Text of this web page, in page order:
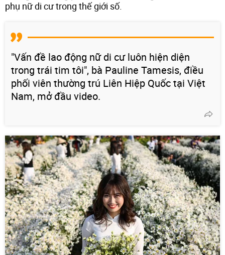
phụ nữ di cư trong thế giới số.
"Vấn đề lao động nữ di cư luôn hiện diện
trong trái tim tôi", bà Pauline Tamesis, điều
phối viên thường trú Liên Hiệp Quốc tại Việt
Nam, mở đầu video.